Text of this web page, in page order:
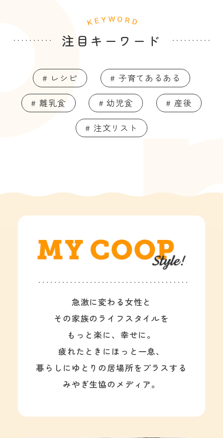
注目キーワード
# レシピ # 子育てあるある
# 離乳食 # 幼児食 # 産後
# 注文リスト
急激に変わる女性と
その家族のライフスタイルを
もっと楽に、幸せに。
疲れたときにほっと一息、
暮らしにゆとりの居場所をプラスする
みやぎ生協のメディア。